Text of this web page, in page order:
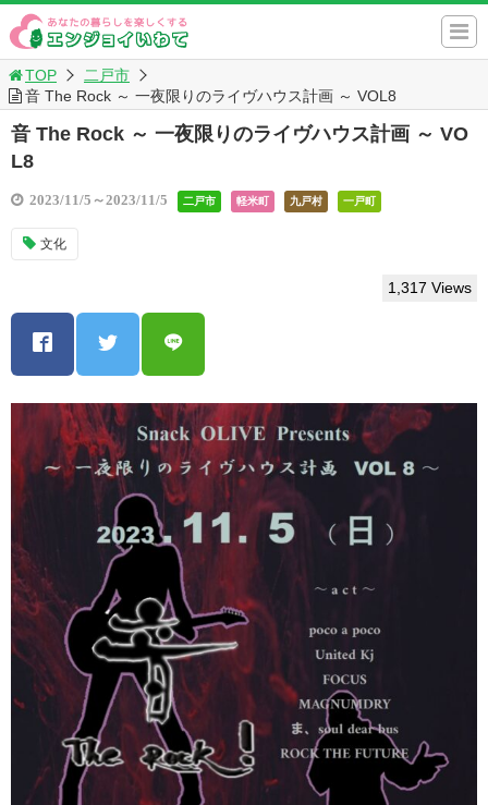
TOP
二戸市
音 The Rock ～ 一夜限りのライヴハウス計画 ～ VOL8
音 The Rock ～ 一夜限りのライヴハウス計画 ～ VO
L8
2023/11/5～2023/11/5 二戸市 軽米町 九戸村 一戸町
文化
1,317 Views